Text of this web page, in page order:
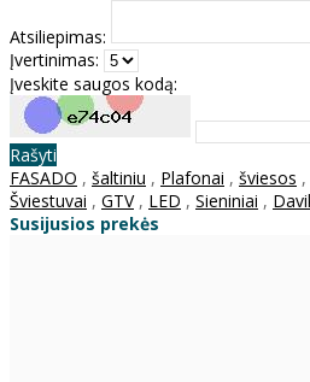
Atsiliepimas:
Įvertinimas:
Įveskite saugos kodą:
Rašyti
FASADO , šaltiniu , Plafonai , šviesos ,
Šviestuvai , GTV, LED , Sieniniai ,
Susijusios prekės